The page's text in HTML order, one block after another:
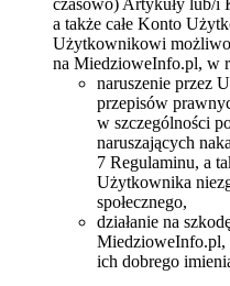
czasowo) Artykuły lub/i
a także całe Konto
Użytkownikowi
na MiedzioweInfo.pl, w
naruszenie przez
przepisów
w szczególności
naruszających
7 Regulaminu, a
Użytkownika
społecznego,
działanie na
MiedzioweInfo.pl,
ich dobrego